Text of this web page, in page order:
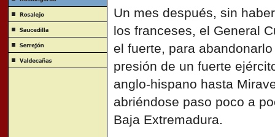
Un mes después, sin
los franceses, el General
el fuerte, para
presión de un fuerte
anglo-hispano hasta
abriéndose paso poco a
Baja Extremadura.